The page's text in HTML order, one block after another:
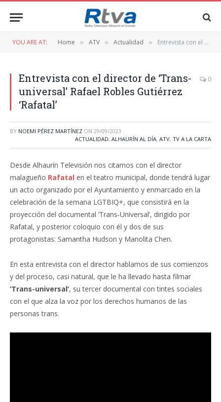
YOU ARE AT: Home » ATV » Actualidad » Entrevista con el director de ‘Trans-universal’ Rafael Robles Gutiérrez ‘Rafatal’
Entrevista con el director de ‘Trans-
universal’ Rafael Robles Gutiérrez
‘Rafatal’
0
BY NOEMI PÉREZ MARTÍNEZ ON 29/09/2023
ACTUALIDAD, ALHAURÍN AL DÍA, ATV, TV A LA CARTA
Desde Alhaurín Televisión nos citamos con el director
malagueño Rafatal en el teatro municipal, donde tendrá lugar
un acto organizado por el Ayuntamiento y enmarcado en la
celebración de la semana LGTBIQ+, que consistirá en la
proyección del documental ‘Trans-Universal’, dirigido por
Rafatal, y posterior coloquio con él y dos de sus
protagonistas: Samantha Hudson y Manolita Chen.
En esta entrevista con el director hablamos de sus comienzos
y del proceso, casi natural, que le ha llevado hasta filmar
‘Trans-universal’, su tercer documental con tintes sociales
con el que alza la voz por los derechos humanos de las
personas trans.